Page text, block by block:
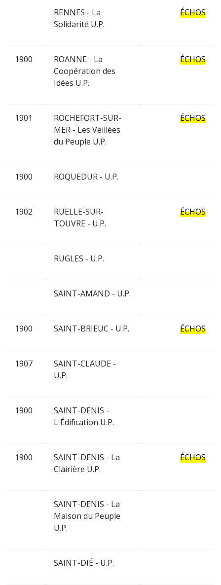
RENNES - La
Solidarité U.P.
ÉCHOS
1900
ROANNE - La
Coopération des
Idées U.P.
ÉCHOS
1901
ROCHEFORT-SUR-
MER - Les Veillées
du Peuple U.P.
ÉCHOS
1900 ROQUEDUR - U.P.
1902
RUELLE-SUR-
TOUVRE - U.P.
ÉCHOS
RUGLES - U.P.
SAINT-AMAND - U.P.
1900 SAINT-BRIEUC - U.P. ÉCHOS
1907
SAINT-CLAUDE -
U.P.
1900
SAINT-DENIS -
L'Édification U.P.
1900
SAINT-DENIS - La
Clairière U.P.
ÉCHOS
SAINT-DENIS - La
Maison du Peuple
U.P.
SAINT-DIÉ - U.P.